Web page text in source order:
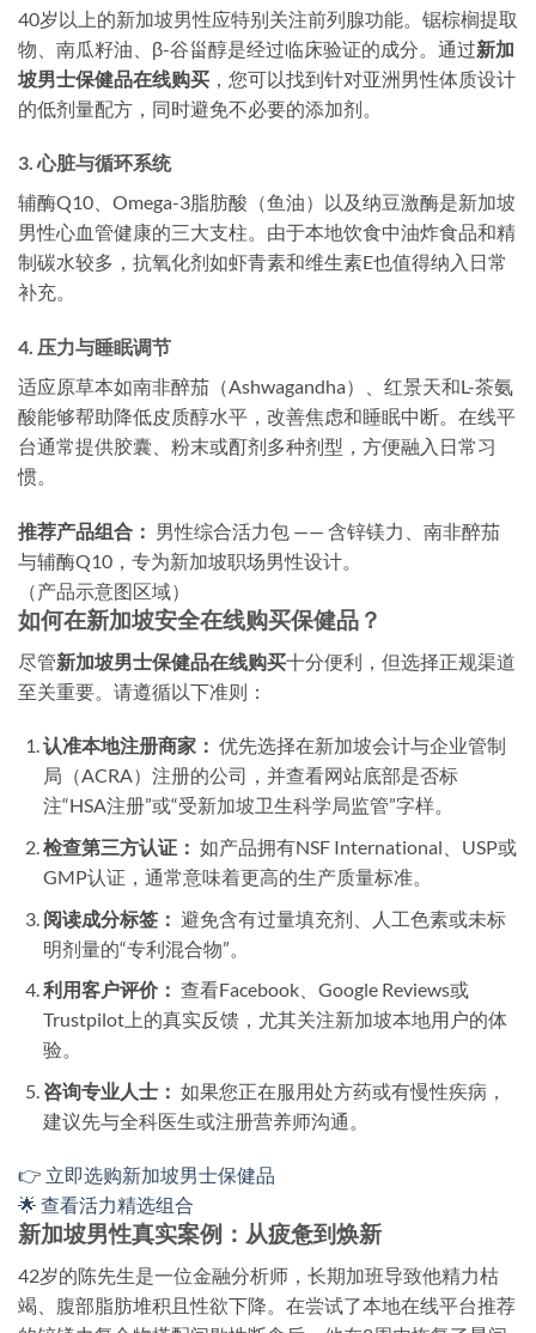
40岁以上的新加坡男性应特别关注前列腺功能。锯棕榈提取
物、南瓜籽油、β-谷甾醇是经过临床验证的成分。通过新加
坡男士保健品在线购买 ，您可以找到针对亚洲男性体质设计
的低剂量配方，同时避免不必要的添加剂。
3. 心脏与循环系统
辅酶Q10、Omega-3脂肪酸（鱼油）以及纳豆激酶是新加坡
男性心血管健康的三大支柱。由于本地饮食中油炸食品和精
制碳水较多，抗氧化剂如虾青素和维生素E也值得纳入日常
补充。
4. 压力与睡眠调节
适应原草本如南非醉茄（Ashwagandha）、红景天和L-茶氨
酸能够帮助降低皮质醇水平，改善焦虑和睡眠中断。在线平
台通常提供胶囊、粉末或酊剂多种剂型，方便融入日常习
惯。
推荐产品组合： 男性综合活力包 —— 含锌镁力、南非醉茄
与辅酶Q10，专为新加坡职场男性设计。
（产品示意图区域）
如何在新加坡安全在线购买保健品？
尽管新加坡男士保健品在线购买十分便利，但选择正规渠道
至关重要。请遵循以下准则：
认准本地注册商家： 优先选择在新加坡会计与企业管制
局（ACRA）注册的公司，并查看网站底部是否标
注“HSA注册”或“受新加坡卫生科学局监管”字样。
检查第三方认证： 如产品拥有NSF International、USP或
GMP认证，通常意味着更高的生产质量标准。
阅读成分标签： 避免含有过量填充剂、人工色素或未标
明剂量的“专利混合物”。
利用客户评价： 查看Facebook、Google Reviews或
Trustpilot上的真实反馈，尤其关注新加坡本地用户的体
验。
咨询专业人士： 如果您正在服用处方药或有慢性疾病，
建议先与全科医生或注册营养师沟通。
👉 立即选购新加坡男士保健品
🌟 查看活力精选组合
新加坡男性真实案例：从疲惫到焕新
42岁的陈先生是一位金融分析师，长期加班导致他精力枯
竭、腹部脂肪堆积且性欲下降。在尝试了本地在线平台推荐